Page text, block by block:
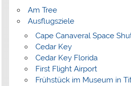
Am Tree
Ausflugsziele
Cape Canaveral Space
Cedar Key
Cedar Key Florida
First Flight Airport
Frühstück im Museum in